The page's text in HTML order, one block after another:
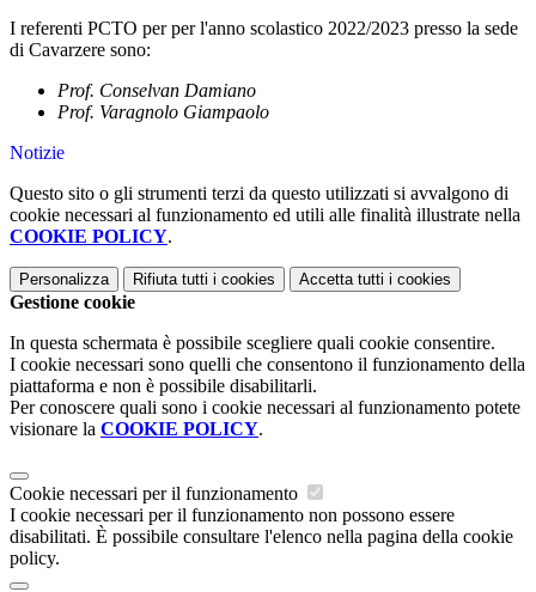
I referenti PCTO per per l'anno scolastico 2022/2023 presso la sede
di Cavarzere sono:
Prof. Conselvan Damiano
Prof. Varagnolo Giampaolo
Notizie
Questo sito o gli strumenti terzi da questo utilizzati si avvalgono di
cookie necessari al funzionamento ed utili alle finalità illustrate nella
COOKIE POLICY.
Personalizza Rifiuta tutti i cookies Accetta tutti i cookies
Gestione cookie
In questa schermata è possibile scegliere quali cookie consentire.
I cookie necessari sono quelli che consentono il funzionamento della
piattaforma e non è possibile disabilitarli.
Per conoscere quali sono i cookie necessari al funzionamento potete
visionare la COOKIE POLICY.
Cookie necessari per il funzionamento
I cookie necessari per il funzionamento non possono essere
disabilitati. È possibile consultare l'elenco nella pagina della cookie
policy.